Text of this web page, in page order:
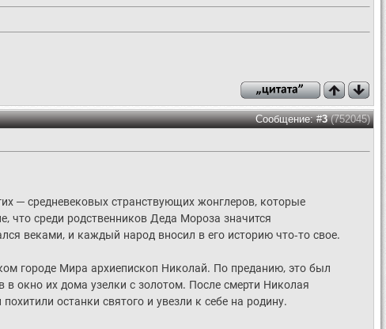
Сообщение: #3(752045)
─ средневековых странствующих жонглеров, которые
что среди родственников Деда Мороза значится
веками, и каждый народ вносил в его историю что-то свое.
городе Мира архиепископ Николай. По преданию, это был
окно их дома узелки с золотом. После смерти Николая
останки святого и увезли к себе на родину.